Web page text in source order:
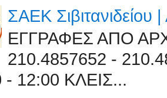
ΣΑΕΚ Σιβιτανιδείου
ΕΓΓΡΑΦΕΣ ΑΠΟ
210.4857652 -
- 12:00 ΚΛΕΙΣ...